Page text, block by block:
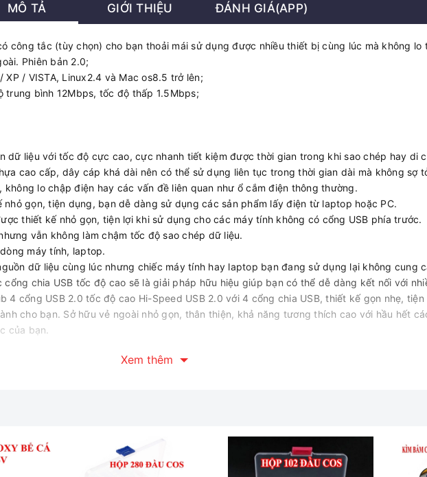
MÔ TẢ GIỚI THIỆU ĐÁNH GIÁ(APP)
công tắc (tùy chọn) cho bạn thoải mái sử dụng được nhiều thiết bị cùng lúc mà không lo
Phiên bản 2.0;
/ VISTA, Linux2.4 và Mac os8.5 trở lên;
bình 12Mbps, tốc độ thấp 1.5Mbps;
dữ liệu với tốc độ cực cao, cực nhanh tiết kiệm được thời gian trong khi sao chép hay di
cao cấp, dây cáp khá dài nên có thể sử dụng liên tục trong thời gian dài mà không sợ
không lo chập điện hay các vấn đề liên quan như ổ cắm điện thông thường.
gọn, tiện dụng, bạn dễ dàng sử dụng các sản phẩm lấy điện từ laptop hoặc PC.
thiết kế nhỏ gọn, tiện lợi khi sử dụng cho các máy tính không có cổng USB phía trước.
vẫn không làm chậm tốc độ sao chép dữ liệu.
máy tính, laptop.
dữ liệu cùng lúc nhưng chiếc máy tính hay laptop bạn đang sử dụng lại không cung
chia USB tốc độ cao sẽ là giải pháp hữu hiệu giúp bạn có thể dễ dàng kết nối với
4 cổng USB 2.0 tốc độ cao Hi-Speed USB 2.0 với 4 cổng chia USB, thiết kế gọn nhẹ,
cho bạn. Sở hữu vẻ ngoài nhỏ gọn, thân thiện, khả năng tương thích cao với hầu hết
của bạn.
chóng và ổn định. Bên cạnh đó, cổng giao tiếp 2.0 cũng dễ dàng tương thích với
cho công việc của bạn.Thiết kế thông minh, nhỏ gọn
Xem thêm